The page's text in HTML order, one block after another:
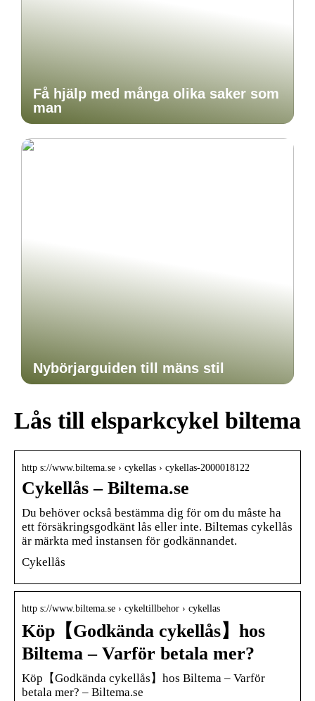
Få hjälp med många olika saker som
man
Nybörjarguiden till mäns stil
Lås till elsparkcykel biltema
http s://www.biltema.se › cykellas › cykellas-2000018122
Cykellås – Biltema.se
Du behöver också bestämma dig för om du måste ha
ett försäkringsgodkänt lås eller inte. Biltemas cykellås
är märkta med instansen för godkännandet.
Cykellås
http s://www.biltema.se › cykeltillbehor › cykellas
Köp【Godkända cykellås】hos
Biltema – Varför betala mer?
Köp【Godkända cykellås】hos Biltema – Varför
betala mer? – Biltema.se